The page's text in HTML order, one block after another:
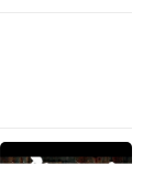
、秒拍、
、汽车之
、蜂群文化